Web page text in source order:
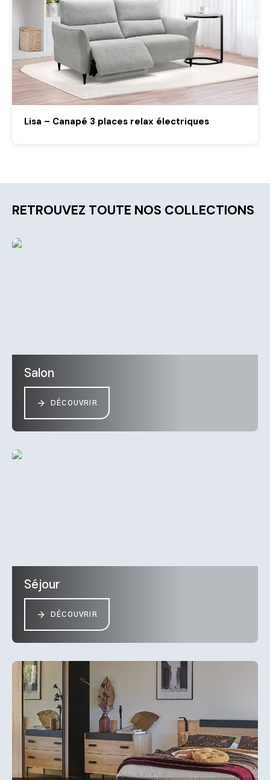
Lisa – Canapé 3 places relax électriques
RETROUVEZ TOUTE NOS COLLECTIONS
Salon
DÉCOUVRIR
Séjour
DÉCOUVRIR